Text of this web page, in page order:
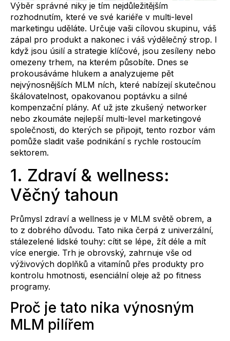
Výběr správné niky je tím nejdůležitějším
rozhodnutím, které ve své kariéře v multi-level
marketingu uděláte. Určuje vaši cílovou skupinu, váš
zápal pro produkt a nakonec i váš výdělečný strop. I
když jsou úsilí a strategie klíčové, jsou zesíleny nebo
omezeny trhem, na kterém působíte. Dnes se
prokousáváme hlukem a analyzujeme pět
nejvýnosnějších MLM ních, které nabízejí skutečnou
škálovatelnost, opakovanou poptávku a silné
kompenzační plány. Ať už jste zkušený networker
nebo zkoumáte nejlepší multi-level marketingové
společnosti, do kterých se připojit, tento rozbor vám
pomůže sladit vaše podnikání s rychle rostoucím
sektorem.
1. Zdraví & wellness:
Věčný tahoun
Průmysl zdraví a wellness je v MLM světě obrem, a
to z dobrého důvodu. Tato nika čerpá z univerzální,
stálezelené lidské touhy: cítit se lépe, žít déle a mít
více energie. Trh je obrovský, zahrnuje vše od
výživových doplňků a vitamínů přes produkty pro
kontrolu hmotnosti, esenciální oleje až po fitness
programy.
Proč je tato nika výnosným
MLM pilířem